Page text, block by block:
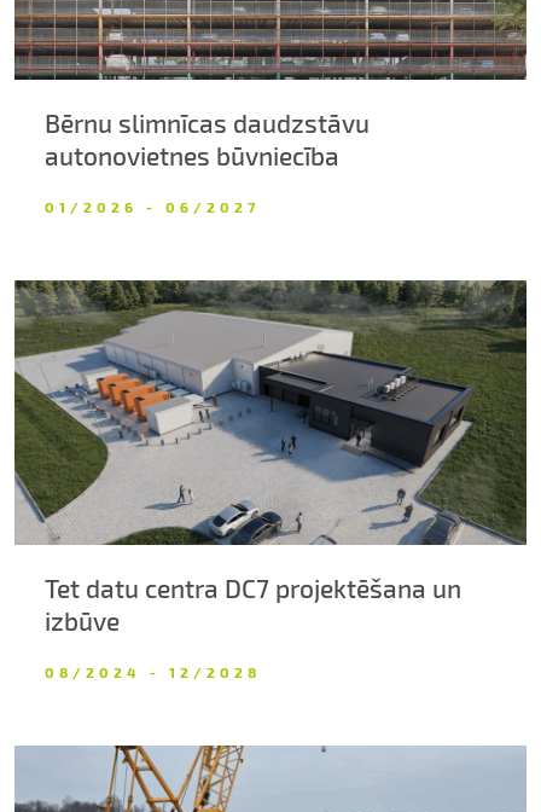
Bērnu slimnīcas daudzstāvu
autonovietnes būvniecība
01/2026 - 06/2027
Tet datu centra DC7 projektēšana un
izbūve
08/2024 - 12/2028